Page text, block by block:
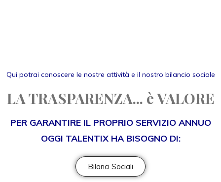
Qui potrai conoscere le nostre attività e il nostro bilancio sociale
LA TRASPARENZA... è VALORE
PER GARANTIRE IL PROPRIO SERVIZIO ANNUO
OGGI TALENTIX HA BISOGNO DI:
Bilanci Sociali